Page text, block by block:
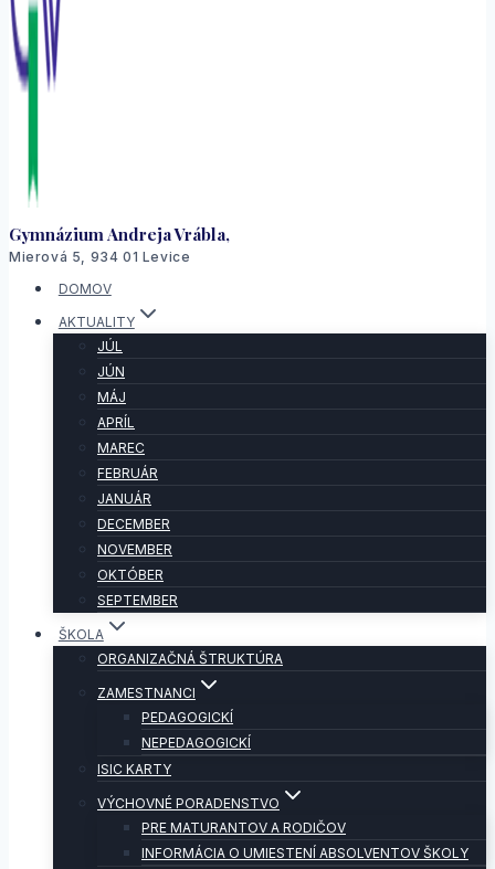
Gymnázium Andreja Vrábla,
Mierová 5, 934 01 Levice
DOMOV
AKTUALITY
JÚL
JÚN
MÁJ
APRÍL
MAREC
FEBRUÁR
JANUÁR
DECEMBER
NOVEMBER
OKTÓBER
SEPTEMBER
ŠKOLA
ORGANIZAČNÁ ŠTRUKTÚRA
ZAMESTNANCI
PEDAGOGICKÍ
NEPEDAGOGICKÍ
ISIC KARTY
VÝCHOVNÉ PORADENSTVO
PRE MATURANTOV A RODIČOV
INFORMÁCIA O UMIESTENÍ ABSOLVENTOV ŠKOLY